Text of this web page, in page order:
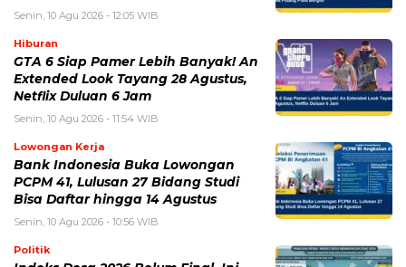
Lowongan Kerja
Bank Indonesia Buka Lowongan
PCPM 41, Lulusan 27 Bidang Studi
Bisa Daftar hingga 14 Agustus
Senin, 10 Agu 2026 - 10:56 WIB
Politik
Indeks Desa 2026 Belum Final, Ini
Jadwal Verifikasi hingga Hasil
Terbaru Keluar
Senin, 10 Agu 2026 - 10:49 WIB
POPULER